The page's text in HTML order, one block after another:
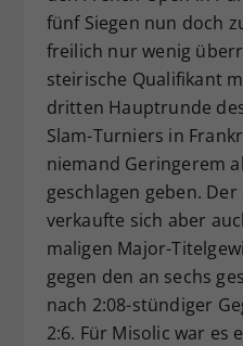
fünf Siegen nun doch
freilich nur wenig
steirische Qualifikant
dritten Hauptrunde
Slam-Turniers in
niemand Geringerem
geschlagen geben. Der
verkaufte sich aber
maligen Major-
gegen den an sechs
nach 2:08-stündiger
2:6. Für Misolic war es
Zweck
Dieser
zufällig
historische
Webseiten-
hat.